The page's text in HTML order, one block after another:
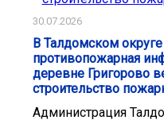
30.07.2026
В Талдомском
противопожарная
деревне Григорово
строительство
Администрация